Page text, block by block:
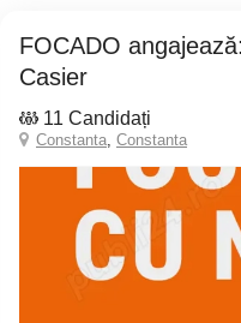
FOCADO angajează: Manager de Tură &
Casier
11 Candidați
Constanta, Constanta